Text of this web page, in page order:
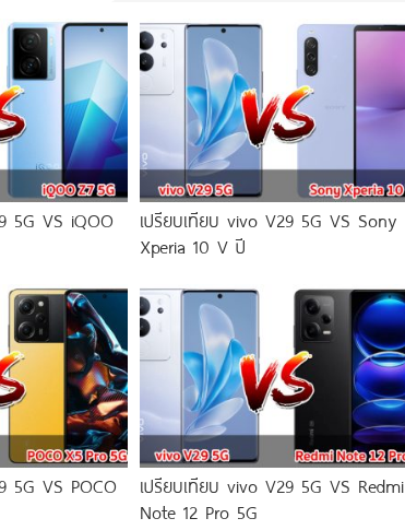
5G VS iQOO
เปรียบเทียบ vivo V29 5G VS Sony
Xperia 10 V ปี
5G VS POCO
เปรียบเทียบ vivo V29 5G VS Redmi
Note 12 Pro 5G